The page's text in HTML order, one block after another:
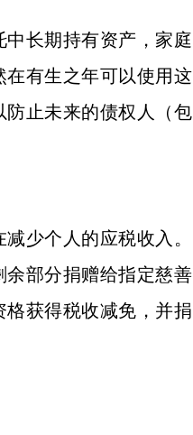
长期持有资产，家庭
有生之年可以使用这
止未来的债权人（包
少个人的应税收入。
部分捐赠给指定慈善
获得税收减免，并捐